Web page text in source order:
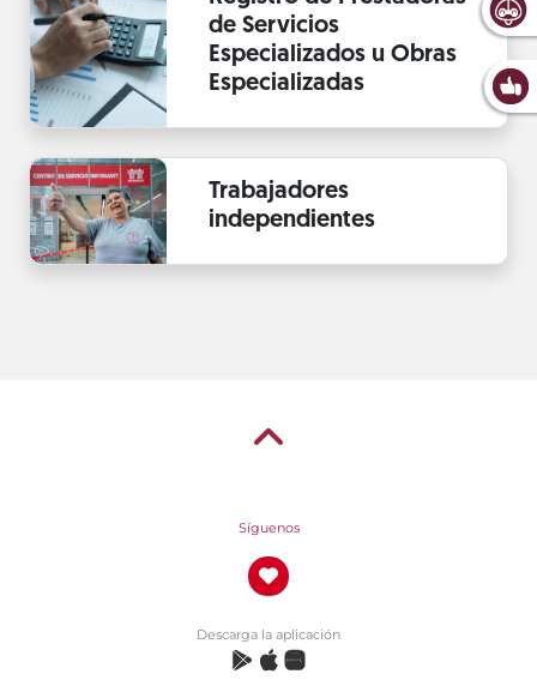
de Servicios
Especializados u Obras
Especializadas
Trabajadores
independientes
Síguenos
Descarga la aplicación